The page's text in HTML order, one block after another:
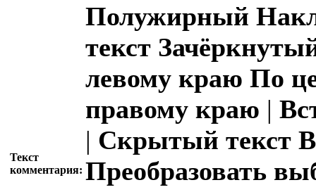
Текст
комментария:
Полужирный
текст
левому краю По
правому краю |
| Скрытый текст
Преобразовать